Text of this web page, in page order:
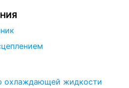
охлаждающей жидкости